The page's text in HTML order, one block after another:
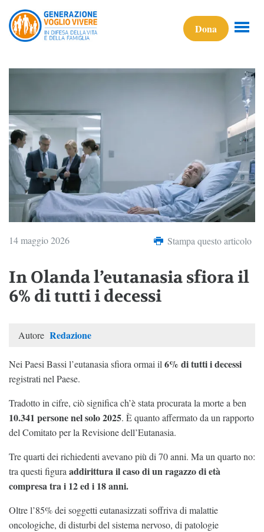
Dona
14 maggio 2026 Stampa questo articolo
In Olanda l’eutanasia sfiora il
6% di tutti i decessi
Autore Redazione
Nei Paesi Bassi l’eutanasia sfiora ormai il6% di tutti i decessi
registrati nel Paese.
Tradotto in cifre, ciò significa ch’è stata procurata la morte a ben
10.341 persone nel solo 2025. È quanto affermato da un rapporto
del Comitato per la Revisione dell’Eutanasia.
Tre quarti dei richiedenti avevano più di 70 anni. Ma un quarto no:
tra questi figuraaddirittura il caso di un ragazzo di età
compresa tra i 12 ed i 18 anni.
Oltre l’85% dei soggetti eutanasizzati soffriva di malattie
oncologiche, di disturbi del sistema nervoso, di patologie